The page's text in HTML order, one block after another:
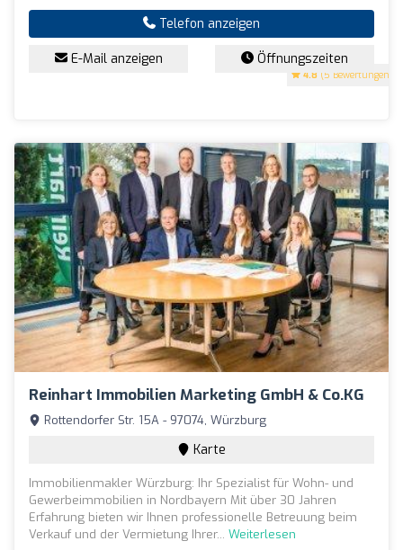
4.8 (5 Bewertungen)
Telefon anzeigen
E-Mail anzeigen Öffnungszeiten
Reinhart Immobilien Marketing GmbH & Co.KG
Rottendorfer Str. 15A - 97074, Würzburg
Karte
Immobilienmakler Würzburg: Ihr Spezialist für Wohn- und
Gewerbeimmobilien in Nordbayern Mit über 30 Jahren
Erfahrung bieten wir Ihnen professionelle Betreuung beim
Verkauf und der Vermietung Ihrer... Weiterlesen